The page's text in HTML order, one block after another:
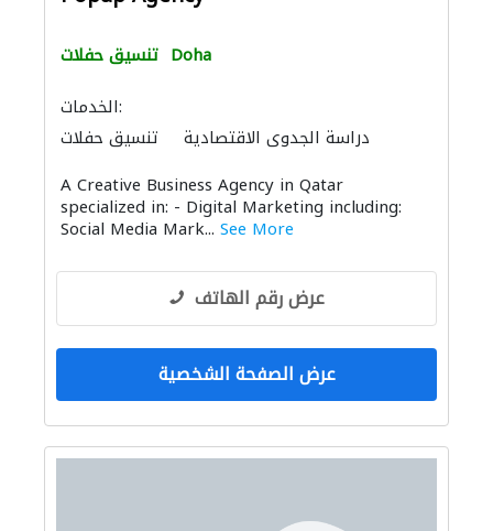
تنسيق حفلات Doha
الخدمات:
تنسيق حفلات
دراسة الجدوى الاقتصادية
تنسيق حفلات خدمات الطباعة
A Creative Business Agency in Qatar
specialized in: - Digital Marketing including:
Social Media Mark... See More
عرض رقم الهاتف
عرض الصفحة الشخصية